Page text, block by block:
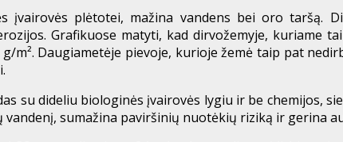
įvairovės plėtotei, mažina vandens bei oro taršą.
Grafikuose matyti, kad dirvožemyje, kuriame
m². Daugiametėje pievoje, kurioje žemė taip pat
su dideliu biologinės įvairovės lygiu ir be chemijos,
sumažina paviršinių nuotėkių riziką ir gerina